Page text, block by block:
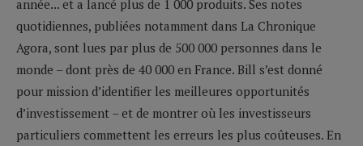
année... et a lancé plus de 1 000 produits. Ses notes
quotidiennes, publiées notamment dans La Chronique
Agora, sont lues par plus de 500 000 personnes dans le
monde – dont près de 40 000 en France. Bill s’est donné
pour mission d’identifier les meilleures opportunités
d’investissement – et de montrer où les investisseurs
particuliers commettent les erreurs les plus coûteuses. En